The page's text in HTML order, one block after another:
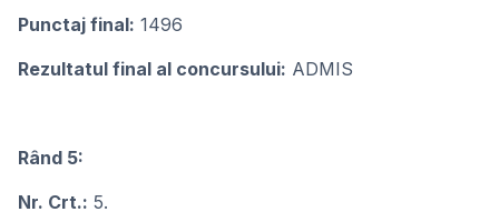
Punctaj final: 1496
Rezultatul final al concursului: ADMIS
Rând 5:
Nr. Crt.: 5.